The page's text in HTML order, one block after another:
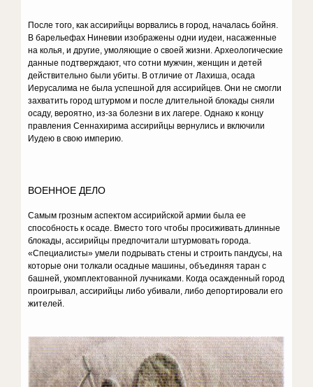
После того, как ассирийцы ворвались в город, началась бойня.
В барельефах Ниневии изображены одни иудеи, насаженные
на колья, и другие, умоляющие о своей жизни. Археологические
данные подтверждают, что сотни мужчин, женщин и детей
действительно были убиты. В отличие от Лахиша, осада
Иерусалима не была успешной для ассирийцев. Они не смогли
захватить город штурмом и после длительной блокады сняли
осаду, вероятно, из-за болезни в их лагере. Однако к концу
правления Сеннахирима ассирийцы вернулись и включили
Иудею в свою империю.
ВОЕННОЕ ДЕЛО
Самым грозным аспектом ассирийской армии была ее
способность к осаде. Вместо того чтобы просиживать длинные
блокады, ассирийцы предпочитали штурмовать города.
«Специалисты» умели подрывать стены и строить пандусы, на
которые они толкали осадные машины, объединяя таран с
башней, укомплектованной лучниками. Когда осажденный город
проигрывал, ассирийцы либо убивали, либо депортировали его
жителей.